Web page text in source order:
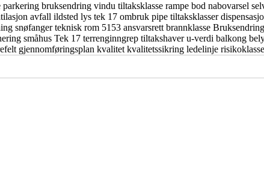
parkering bruksendring vindu tiltaksklasse rampe bod nabovarsel
avfall ildsted lys tek 17 ombruk pipe tiltaksklasser
snøfangerteknisk rom 5153 ansvarsrett brannklasse Bruksendring
småhus Tek 17 terrenginngrep tiltakshaveru-verdi balkong
gjennomføringsplan kvalitet kvalitetssikring ledelinje risikoklasse